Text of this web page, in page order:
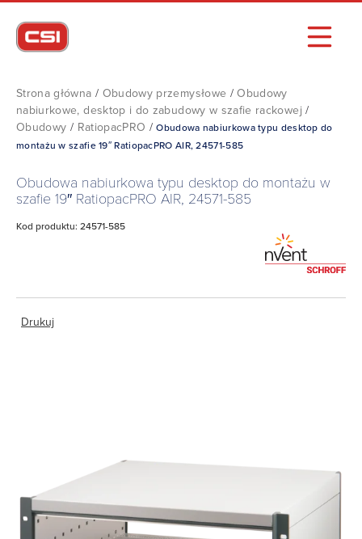
Strona główna / Obudowy przemysłowe /Obudowy
nabiurkowe, desktop i do zabudowy w szafie rackowej /
Obudowy / RatiopacPRO /Obudowa nabiurkowa typu desktop do
montażu w szafie 19″ RatiopacPRO AIR, 24571-585
Obudowa nabiurkowa typu desktop do montażu w
szafie 19″ RatiopacPRO AIR, 24571-585
Kod produktu: 24571-585
Drukuj